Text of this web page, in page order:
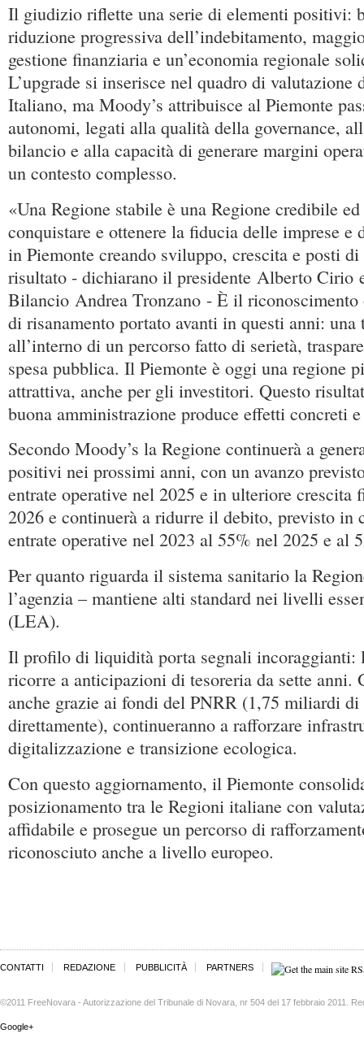
Il giudizio riflette una serie di elementi positivi:
riduzione progressiva dell’indebitamento,
gestione finanziaria e un’economia regionale
L’upgrade si inserisce nel quadro di valutazione
Italiano, ma Moody’s attribuisce al Piemonte
autonomi, legati alla qualità della governance,
bilancio e alla capacità di generare margini
un contesto complesso.
«Una Regione stabile è una Regione credibile
conquistare e ottenere la fiducia delle imprese e
in Piemonte creando sviluppo, crescita e posti
risultato - dichiarano il presidente Alberto Cirio
Bilancio Andrea Tronzano - È il riconoscimento
di risanamento portato avanti in questi anni: una
all’interno di un percorso fatto di serietà,
spesa pubblica. Il Piemonte è oggi una regione
attrattiva, anche per gli investitori. Questo
buona amministrazione produce effetti concreti
Secondo Moody’s la Regione continuerà a
positivi nei prossimi anni, con un avanzo
entrate operative nel 2025 e in ulteriore crescita
2026 e continuerà a ridurre il debito, previsto in
entrate operative nel 2023 al 55% nel 2025 e al
Per quanto riguarda il sistema sanitario la
l’agenzia – mantiene alti standard nei livelli
(LEA).
Il profilo di liquidità porta segnali incoraggianti:
ricorre a anticipazioni di tesoreria da sette anni.
anche grazie ai fondi del PNRR (1,75 miliardi di
direttamente), continueranno a rafforzare
digitalizzazione e transizione ecologica.
Con questo aggiornamento, il Piemonte
posizionamento tra le Regioni italiane con
affidabile e prosegue un percorso di
riconosciuto anche a livello europeo.
CONTATTI REDAZIONE PUBBLICITÀ PARTNERS
©2011 FreeNovara - Autorizzazione del Tribunale di Novara, nr 504 del 17 febbraio 2011.
Google+